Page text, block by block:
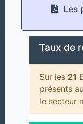
Les
Taux de
Sur les 21
présents
le secteur